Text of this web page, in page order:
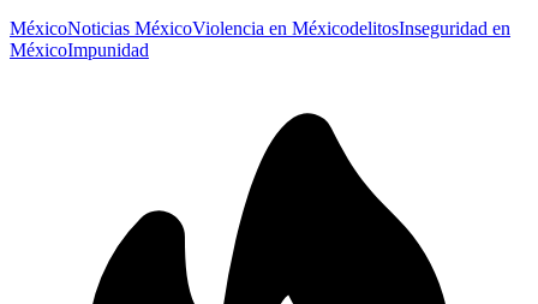
MéxicoNoticias MéxicoViolencia en MéxicodelitosInseguridad en
MéxicoImpunidad